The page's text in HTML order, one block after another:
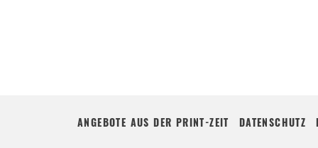
ANGEBOTE AUS DER PRINT-ZEIT DATENSCHUTZ